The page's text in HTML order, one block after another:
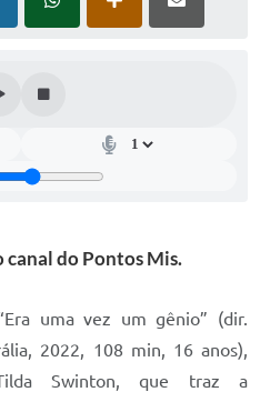
canal do Pontos Mis.
uma vez um gênio” (dir.
2022, 108 min, 16 anos),
Swinton, que traz a